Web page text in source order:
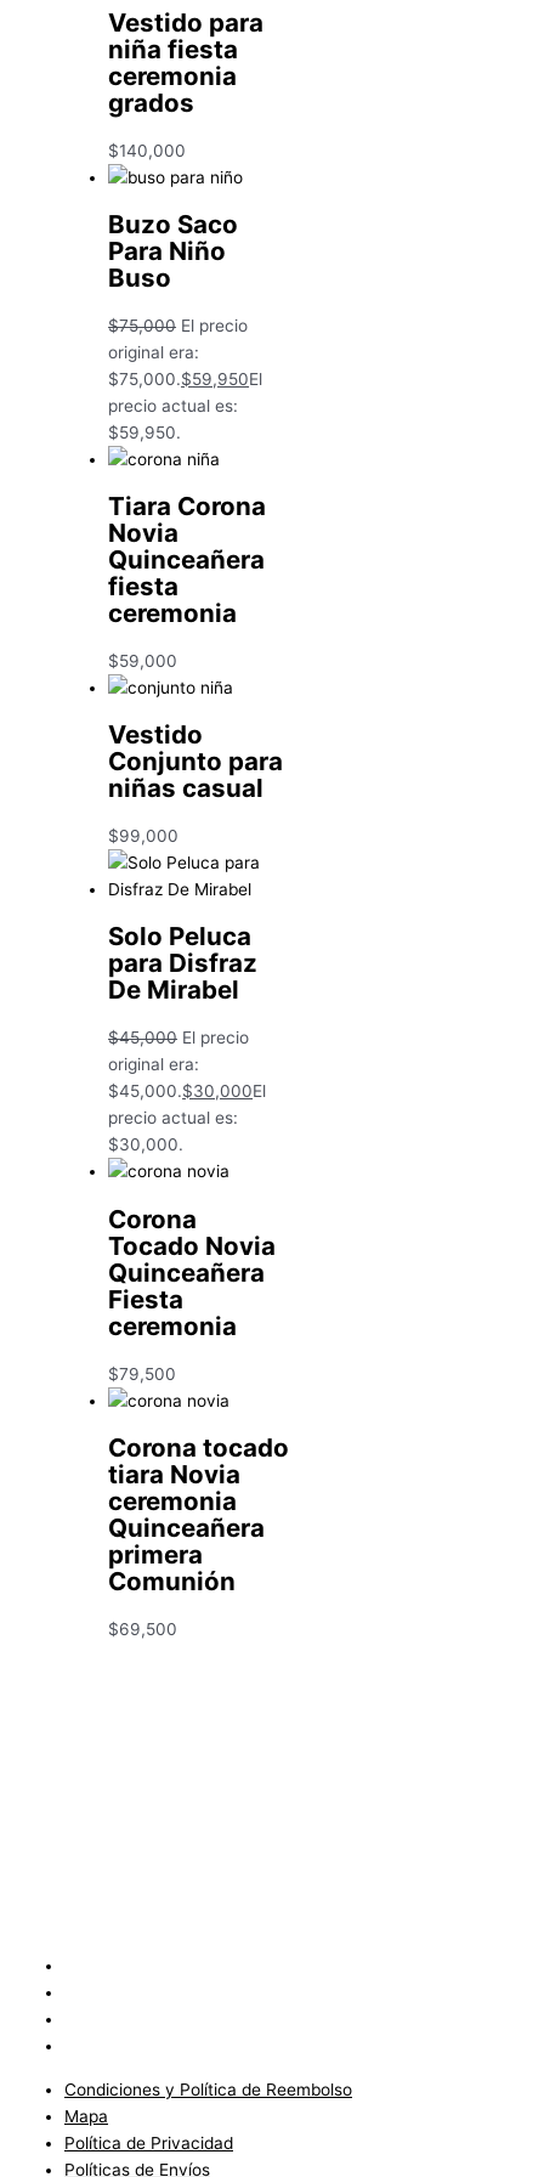
Vestido para
niña fiesta
ceremonia
grados
$140,000
Buzo Saco
Para Niño
Buso
$75,000 El precio
original era:
$75,000.$59,950El
precio actual es:
$59,950.
Tiara Corona
Novia
Quinceañera
fiesta
ceremonia
$59,000
Vestido
Conjunto para
niñas casual
$99,000
Solo Peluca
para Disfraz
De Mirabel
$45,000 El precio
original era:
$45,000.$30,000El
precio actual es:
$30,000.
Corona
Tocado Novia
Quinceañera
Fiesta
ceremonia
$79,500
Corona tocado
tiara Novia
ceremonia
Quinceañera
primera
Comunión
$69,500
Condiciones y Política de Reembolso
Mapa
Política de Privacidad
Políticas de Envíos